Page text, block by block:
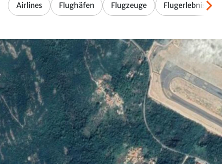
Airlines Flughäfen Flugzeuge Flugerlebnis